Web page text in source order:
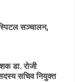
सञ्चालन,
डा. रोजी
सचिव नियुक्त